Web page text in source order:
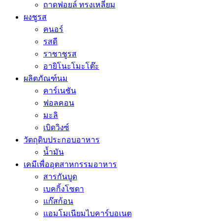
ถาดฟอยล์ ทรงเหลี่ยม
ผงชูรส
คนอร์
รสดี
ราชาชูรส
อายิโนะโมะโต๊ะ
ผลิตภัณฑ์นม
คาร์เนชัน
ฟอลคอน
มะลิ
เบิดวิงซ์
วัตถุดิบประกอบอาหาร
น้ำมัน
เคมีเพื่ออุตสาหกรรมอาหาร
สารกันบูด
เบคกิ้งโซดา
แก๊สก้อน
แอมโมเนียมไบคาร์บอเนต